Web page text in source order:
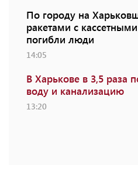
По городу на
ракетами с
погибли люди
14:05
В Харькове в 3,5 раза
воду и канализацию
13:20